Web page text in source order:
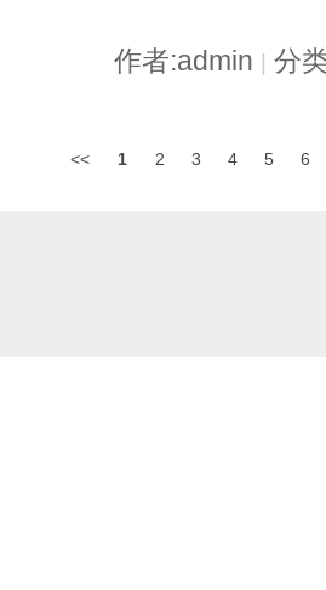
作者:admin | 分
<< 1 2 3 4 5 6